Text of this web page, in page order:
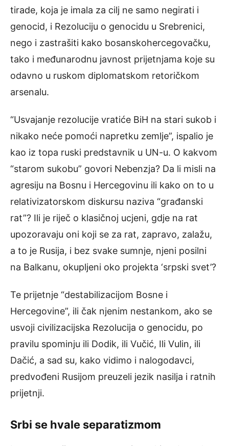
tirade, koja je imala za cilj ne samo negirati i
genocid, i Rezoluciju o genocidu u Srebrenici,
nego i zastrašiti kako bosanskohercegovačku,
tako i međunarodnu javnost prijetnjama koje su
odavno u ruskom diplomatskom retoričkom
arsenalu.
“Usvajanje rezolucije vratiće BiH na stari sukob i
nikako neće pomoći napretku zemlje”, ispalio je
kao iz topa ruski predstavnik u UN-u. O kakvom
“starom sukobu” govori Nebenzja? Da li misli na
agresiju na Bosnu i Hercegovinu ili kako on to u
relativizatorskom diskursu naziva “građanski
rat”? Ili je riječ o klasičnoj ucjeni, gdje na rat
upozoravaju oni koji se za rat, zapravo, zalažu,
a to je Rusija, i bez svake sumnje, njeni posilni
na Balkanu, okupljeni oko projekta ‘srpski svet’?
Te prijetnje “destabilizacijom Bosne i
Hercegovine”, ili čak njenim nestankom, ako se
usvoji civilizacijska Rezolucija o genocidu, po
pravilu spominju ili Dodik, ili Vučić, Ili Vulin, ili
Dačić, a sad su, kako vidimo i nalogodavci,
predvođeni Rusijom preuzeli jezik nasilja i ratnih
prijetnji.
Srbi se hvale separatizmom